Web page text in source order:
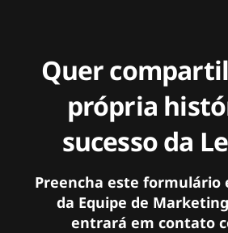
Quer
própria
sucesso da
Preencha este formulário
da Equipe de
entrará em contato